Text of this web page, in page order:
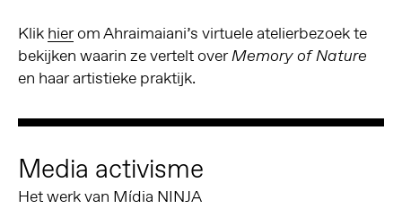
Klik hierom Ahraimaiani’s virtuele atelierbezoek te
bekijken waarin ze vertelt overMemory of Nature
en haar artistieke praktijk.
Media activisme
Het werk van Mídia NINJA